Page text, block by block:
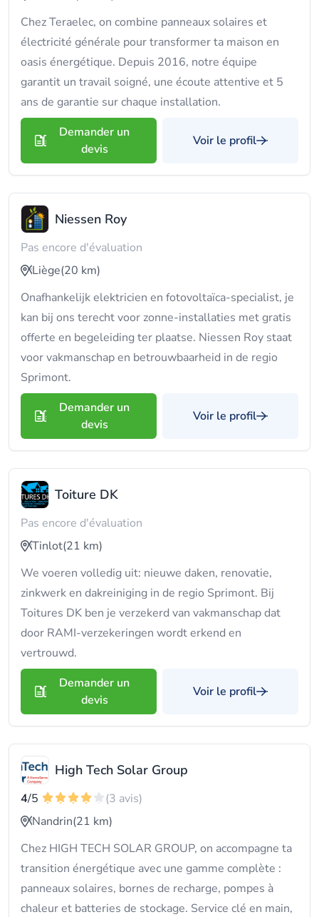
Chez Teraelec, on combine panneaux solaires et
électricité générale pour transformer ta maison en
oasis énergétique. Depuis 2016, notre équipe
garantit un travail soigné, une écoute attentive et 5
ans de garantie sur chaque installation.
Demander un
devis
Voir le profil
Niessen Roy
Pas encore d'évaluation
Liège(20 km)
Onafhankelijk elektricien en fotovoltaïca-specialist, je
kan bij ons terecht voor zonne-installaties met gratis
offerte en begeleiding ter plaatse. Niessen Roy staat
voor vakmanschap en betrouwbaarheid in de regio
Sprimont.
Demander un
devis
Voir le profil
Toiture DK
Pas encore d'évaluation
Tinlot(21 km)
We voeren volledig uit: nieuwe daken, renovatie,
zinkwerk en dakreiniging in de regio Sprimont. Bij
Toitures DK ben je verzekerd van vakmanschap dat
door RAMI-verzekeringen wordt erkend en
vertrouwd.
Demander un
devis
Voir le profil
High Tech Solar Group
4/5
(3 avis)
Nandrin(21 km)
Chez HIGH TECH SOLAR GROUP, on accompagne ta
transition énergétique avec une gamme complète :
panneaux solaires, bornes de recharge, pompes à
chaleur et batteries de stockage. Service clé en main,